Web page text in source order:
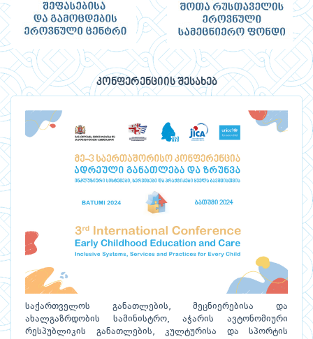
კონფერენციის შესახებ
საქართველოს განათლების, მეცნიერებისა და
ახალგაზრდობის სამინისტრო, აჭარის ავტონომიური
რესპუბლიკის განათლების, კულტურისა და სპორტის